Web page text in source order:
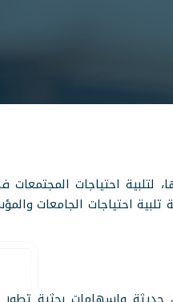
لتلبية احتياجات
تلبية احتياجات الجامعات